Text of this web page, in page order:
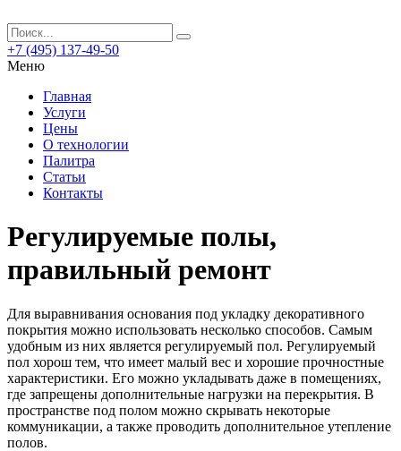
+7 (495) 137-49-50
Меню
Главная
Услуги
Цены
О технологии
Палитра
Статьи
Контакты
Регулируемые полы,
правильный ремонт
Для выравнивания основания под укладку декоративного
покрытия можно использовать несколько способов. Самым
удобным из них является регулируемый пол. Регулируемый
пол хорош тем, что имеет малый вес и хорошие прочностные
характеристики. Его можно укладывать даже в помещениях,
где запрещены дополнительные нагрузки на перекрытия. В
пространстве под полом можно скрывать некоторые
коммуникации, а также проводить дополнительное утепление
полов.